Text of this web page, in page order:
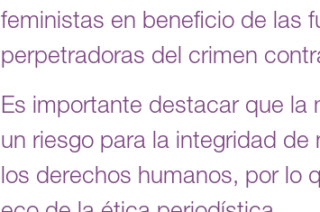
feministas en beneficio de las
perpetradoras del crimen
Es importante destacar que la
un riesgo para la integridad
los derechos humanos, por lo